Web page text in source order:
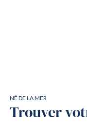
NÉ DE LA MER
Trouver